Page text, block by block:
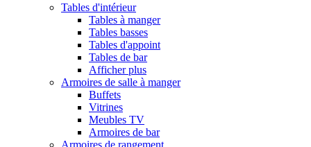
Tables d'intérieur
Tables à manger
Tables basses
Tables d'appoint
Tables de bar
Afficher plus
Armoires de salle à manger
Buffets
Vitrines
Meubles TV
Armoires de bar
Armoires de rangement